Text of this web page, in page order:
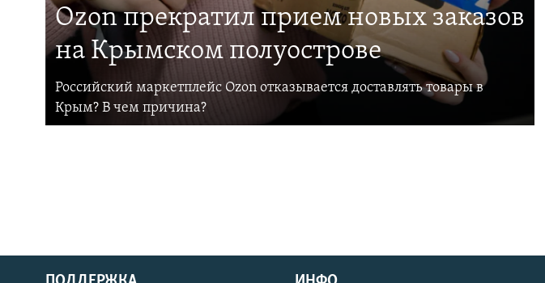
Ozon прекратил прием новых заказов
на Крымском полуострове
Российский маркетплейс Ozon отказывается доставлять товары в
Крым? В чем причина?